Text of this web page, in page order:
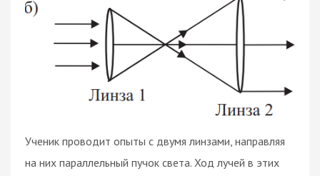
Ученик проводит опыты с двумя линзами, направляя
на них параллельный пучок света. Ход лучей в этих